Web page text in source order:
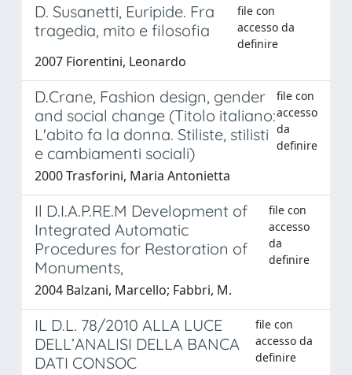
D. Susanetti, Euripide. Fra
tragedia, mito e filosofia
file con
accesso da
definire
2007 Fiorentini, Leonardo
D.Crane, Fashion design, gender
and social change (Titolo italiano:
L'abito fa la donna. Stiliste, stilisti
e cambiamenti sociali)
file con
accesso
da
definire
2000 Trasforini, Maria Antonietta
Il D.I.A.P.RE.M Development of
Integrated Automatic
Procedures for Restoration of
Monuments,
file con
accesso
da
definire
2004 Balzani, Marcello; Fabbri, M.
IL D.L. 78/2010 ALLA LUCE
DELL’ANALISI DELLA BANCA
DATI CONSOC
file con
accesso da
definire